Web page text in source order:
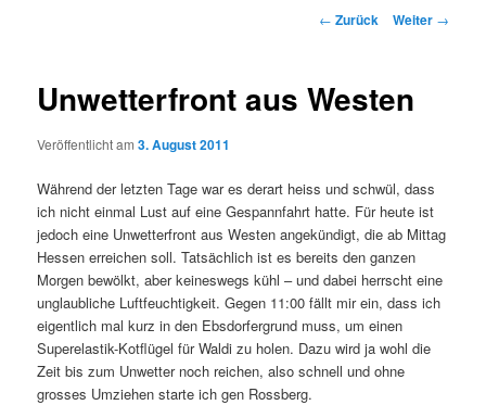
Beitragsnavigation
← Zurück Weiter →
Unwetterfront aus Westen
Veröffentlicht am3. August 2011
Während der letzten Tage war es derart heiss und schwül, dass
ich nicht einmal Lust auf eine Gespannfahrt hatte. Für heute ist
jedoch eine Unwetterfront aus Westen angekündigt, die ab Mittag
Hessen erreichen soll. Tatsächlich ist es bereits den ganzen
Morgen bewölkt, aber keineswegs kühl – und dabei herrscht eine
unglaubliche Luftfeuchtigkeit. Gegen 11:00 fällt mir ein, dass ich
eigentlich mal kurz in den Ebsdorfergrund muss, um einen
Superelastik-Kotflügel für Waldi zu holen. Dazu wird ja wohl die
Zeit bis zum Unwetter noch reichen, also schnell und ohne
grosses Umziehen starte ich gen Rossberg.